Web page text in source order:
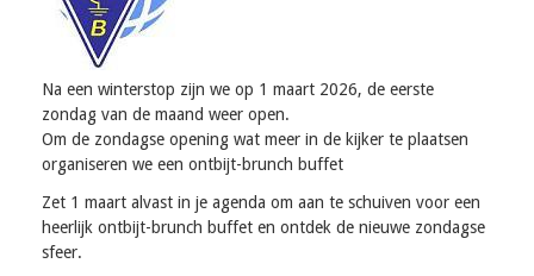
Na een winterstop zijn we op 1 maart 2026, de eerste
zondag van de maand weer open.
Om de zondagse opening wat meer in de kijker te plaatsen
organiseren we een ontbijt-brunch buffet
Zet 1 maart alvast in je agenda om aan te schuiven voor een
heerlijk ontbijt-brunch buffet en ontdek de nieuwe zondagse
sfeer.